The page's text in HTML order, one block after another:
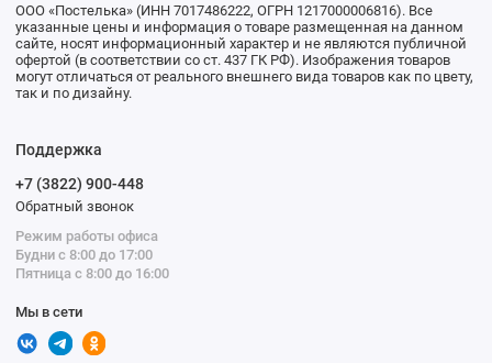
ООО «Постелька» (ИНН 7017486222, ОГРН 1217000006816). Все
указанные цены и информация о товаре размещенная на данном
сайте, носят информационный характер и не являются публичной
офертой (в соответствии со ст. 437 ГК РФ). Изображения товаров
могут отличаться от реального внешнего вида товаров как по цвету,
так и по дизайну.
Поддержка
+7 (3822) 900-448
Обратный звонок
Режим работы офиса
Будни с 8:00 до 17:00
Пятница с 8:00 до 16:00
Мы в сети